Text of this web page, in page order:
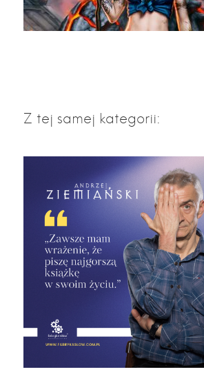
Z tej samej kategorii: